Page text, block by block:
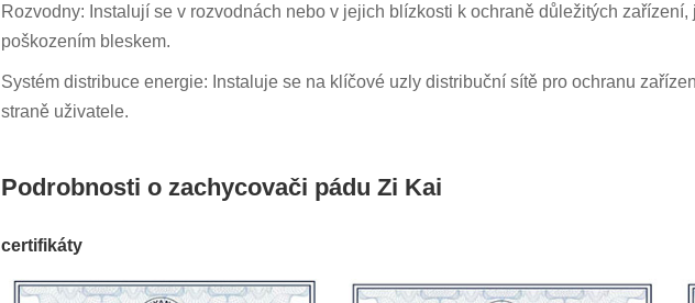
Rozvodny: Instalují se v rozvodnách nebo v jejich blízkosti k ochraně důležitých
poškozením bleskem.
Systém distribuce energie: Instaluje se na klíčové uzly distribuční sítě pro ochranu
straně uživatele.
Podrobnosti o zachycovači pádu Zi Kai
certifikáty